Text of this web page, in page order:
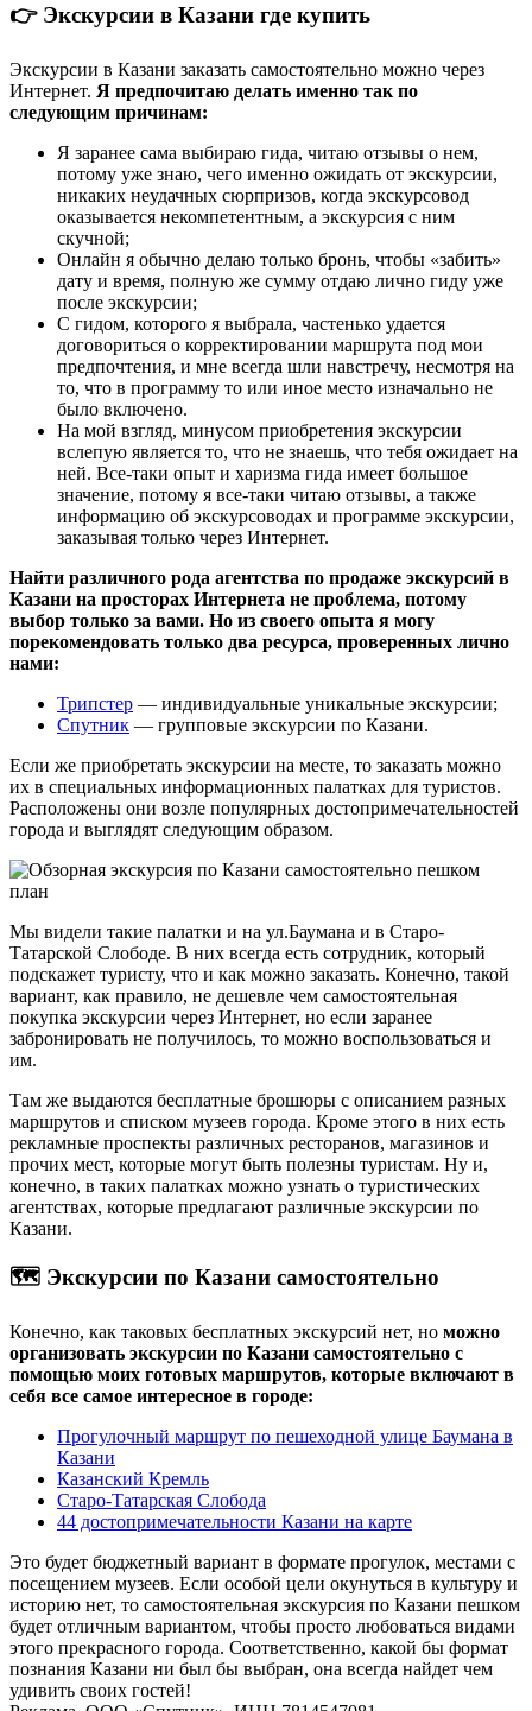
👉 Экскурсии в Казани где купить
Экскурсии в Казани заказать самостоятельно можно через
Интернет. Я предпочитаю делать именно так по
следующим причинам:
Я заранее сама выбираю гида, читаю отзывы о нем,
потому уже знаю, чего именно ожидать от экскурсии,
никаких неудачных сюрпризов, когда экскурсовод
оказывается некомпетентным, а экскурсия с ним
скучной;
Онлайн я обычно делаю только бронь, чтобы «забить»
дату и время, полную же сумму отдаю лично гиду уже
после экскурсии;
С гидом, которого я выбрала, частенько удается
договориться о корректировании маршрута под мои
предпочтения, и мне всегда шли навстречу, несмотря на
то, что в программу то или иное место изначально не
было включено.
На мой взгляд, минусом приобретения экскурсии
вслепую является то, что не знаешь, что тебя ожидает на
ней. Все-таки опыт и харизма гида имеет большое
значение, потому я все-таки читаю отзывы, а также
информацию об экскурсоводах и программе экскурсии,
заказывая только через Интернет.
Найти различного рода агентства по продаже экскурсий в
Казани на просторах Интернета не проблема, потому
выбор только за вами. Но из своего опыта я могу
порекомендовать только два ресурса, проверенных лично
нами:
Трипстер — индивидуальные уникальные экскурсии;
Спутник — групповые экскурсии по Казани.
Если же приобретать экскурсии на месте, то заказать можно
их в специальных информационных палатках для туристов.
Расположены они возле популярных достопримечательностей
города и выглядят следующим образом.
Мы видели такие палатки и на ул.Баумана и в Старо-
Татарской Слободе. В них всегда есть сотрудник, который
подскажет туристу, что и как можно заказать. Конечно, такой
вариант, как правило, не дешевле чем самостоятельная
покупка экскурсии через Интернет, но если заранее
забронировать не получилось, то можно воспользоваться и
им.
Там же выдаются бесплатные брошюры с описанием разных
маршрутов и списком музеев города. Кроме этого в них есть
рекламные проспекты различных ресторанов, магазинов и
прочих мест, которые могут быть полезны туристам. Ну и,
конечно, в таких палатках можно узнать о туристических
агентствах, которые предлагают различные экскурсии по
Казани.
🗺️ Экскурсии по Казани самостоятельно
Конечно, как таковых бесплатных экскурсий нет, но можно
организовать экскурсии по Казани самостоятельно с
помощью моих готовых маршрутов, которые включают в
себя все самое интересное в городе:
Прогулочный маршрут по пешеходной улице Баумана в
Казани
Казанский Кремль
Старо-Татарская Слобода
44 достопримечательности Казани на карте
Это будет бюджетный вариант в формате прогулок, местами с
посещением музеев. Если особой цели окунуться в культуру и
историю нет, то самостоятельная экскурсия по Казани пешком
будет отличным вариантом, чтобы просто любоваться видами
этого прекрасного города. Соответственно, какой бы формат
познания Казани ни был бы выбран, она всегда найдет чем
удивить своих гостей!